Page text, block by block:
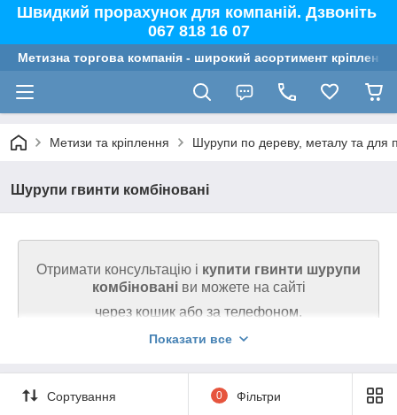
Швидкий прорахунок для компаній. Дзвоніть
067 818 16 07
Метизна торгова компанія - широкий асортимент
Метизи та кріплення Шурупи по дереву, металу та для
Шурупи гвинти комбіновані
Отримати консультацію і купити гвинти шурупи
комбінованіви можете на сайті
через кошик або за телефоном.
Телефонуйте 067 818 16 07
Показати все
Сортування 0 Фільтри